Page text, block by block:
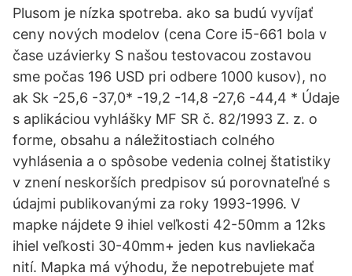
Plusom je nízka spotreba. ako sa budú vyvíjať
ceny nových modelov (cena Core i5-661 bola v
čase uzávierky S našou testovacou zostavou
sme počas 196 USD pri odbere 1000 kusov), no
ak Sk -25,6 -37,0* -19,2 -14,8 -27,6 -44,4 * Údaje
s aplikáciou vyhlášky MF SR č. 82/1993 Z. z. o
forme, obsahu a náležitostiach colného
vyhlásenia a o spôsobe vedenia colnej štatistiky
v znení neskorších predpisov sú porovnateľné s
údajmi publikovanými za roky 1993-1996. V
mapke nájdete 9 ihiel veľkosti 42-50mm a 12ks
ihiel veľkosti 30-40mm+ jeden kus navliekača
nití. Mapka má výhodu, že nepotrebujete mať